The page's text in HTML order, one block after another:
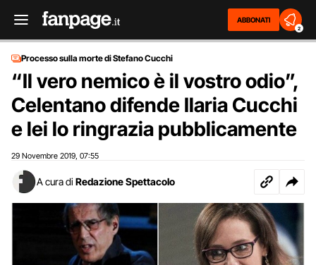
ABBONATI
2
Processo sulla morte di Stefano Cucchi
“Il vero nemico è il vostro odio”,
Celentano difende Ilaria Cucchi
e lei lo ringrazia pubblicamente
29 Novembre 2019 07:55
A cura di Redazione Spettacolo